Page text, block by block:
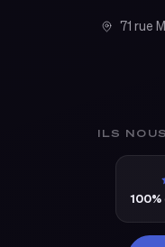
71 rue
ILS
100%